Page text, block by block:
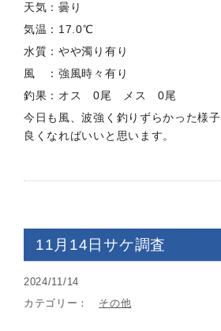
天気：曇り
気温：17.0℃
水質：やや濁り有り
風 ：強風時々有り
釣果：オス 0尾 メス 0尾
今日も風、波強く釣りずらかった様
良くなればいいと思います。
11月14日サケ調査
2024/11/14
カテゴリー：
その他